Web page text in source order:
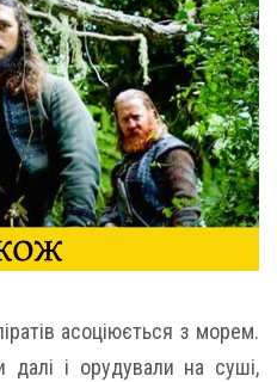
асоціюється з морем.
і орудували на суші,